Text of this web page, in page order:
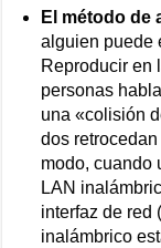
El método de
alguien puede
Reproducir en
personas
una «colisión
dos
modo, cuando
LAN
interfaz de red
inalámbrico